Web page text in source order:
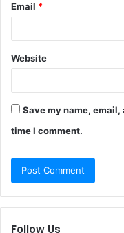
Email *
Website
Save my name,
time I comment.
Follow Us